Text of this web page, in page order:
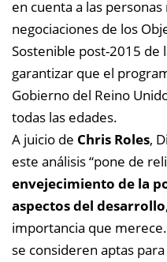
en cuenta a las
negociaciones de los
Sostenible post-2015 de
garantizar que el
Gobierno del Reino
todas las edades.
A juicio de Chris Roles,
este análisis “pone de
envejecimiento de la
aspectos del desarrollo
importancia que
se consideren aptas